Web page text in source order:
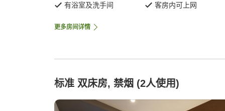
有浴室及洗手间 客房内可上网
更多房间详情
标准 双床房, 禁烟 (2人使用)